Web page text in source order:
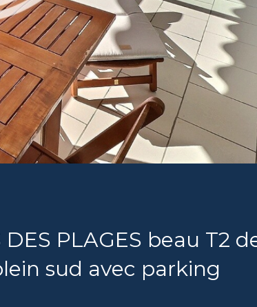
PLAGES beau T2
sud avec parking